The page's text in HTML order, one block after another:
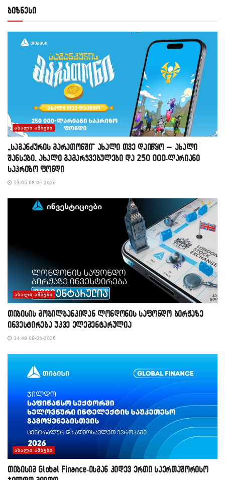
ბიზნესი
ᲐᲮᲐᲚᲘ ᲐᲛᲑᲔᲑᲘ
„საგანძურის მარათონში“ ახალი თვე დაიწყო – ახალი
შანსები, ახალი გამარჯვებულები და 250 000-ლარიანი
საპრიზო ფონდი
13:05 08-06-2026
ᲐᲮᲐᲚᲘ ᲐᲛᲑᲔᲑᲘ
თიბისის მობილბანკიდან ლონდონის საფონდო ბირჟაზე
ინვესტირება უკვე ელემენტარულია
14:49 08-05-2026
ᲐᲮᲐᲚᲘ ᲐᲛᲑᲔᲑᲘ
თიბისიმ Global Finance-ისგან კიდევ ერთი საერთაშორისო